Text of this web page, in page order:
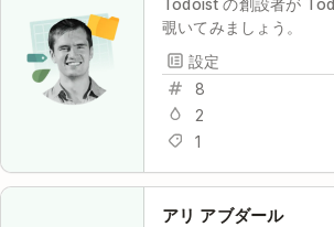
Todoist の創設者が
覗いてみましょう。
設定
8
2
1
アリ アブダール